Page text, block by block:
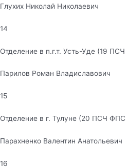
Глухих Николай Николаевич
14
Отделение в п.г.т. Усть-Уде (19
Парилов Роман Владиславович
15
Отделение в г. Тулуне (20 ПСЧ
Парахненко Валентин Анатольевич
16